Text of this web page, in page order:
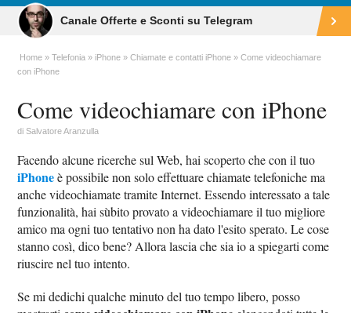
Canale Offerte e Sconti su Telegram
Home Telefonia iPhone Chiamate e contatti iPhone
Come videochiamare
con iPhone
Come videochiamare con iPhone
diSalvatore Aranzulla
Facendo alcune ricerche sul Web, hai scoperto che con il tuo
iPhoneè possibile non solo effettuare chiamate telefoniche ma
anche videochiamate tramite Internet. Essendo interessato a tale
funzionalità, hai sùbito provato a videochiamare il tuo migliore
amico ma ogni tuo tentativo non ha dato l'esito sperato. Le cose
stanno così, dico bene? Allora lascia che sia io a spiegarti come
riuscire nel tuo intento.
Se mi dedichi qualche minuto del tuo tempo libero, posso